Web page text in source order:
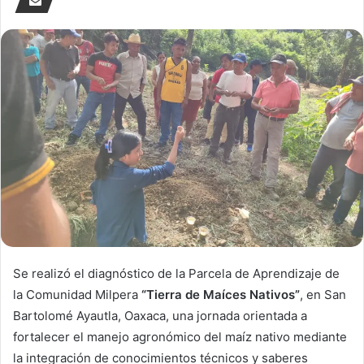
Se realizó el diagnóstico de la Parcela de Aprendizaje de
la Comunidad Milpera “Tierra de Maíces Nativos”, en San
Bartolomé Ayautla, Oaxaca, una jornada orientada a
fortalecer el manejo agronómico del maíz nativo mediante
la integración de conocimientos técnicos y saberes